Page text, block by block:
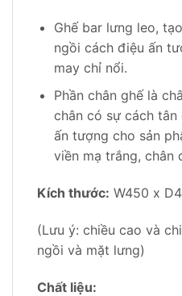
Ghế bar lưng leo,
ngồi cách điệu ấn
may chỉ nổi.
Phần chân ghế là
chân có sự cách
ấn tượng cho sản
viền mạ trắng, chân
Kích thước: W450 x
(Lưu ý: chiều cao và
ngồi và mặt lưng)
Chất liệu: